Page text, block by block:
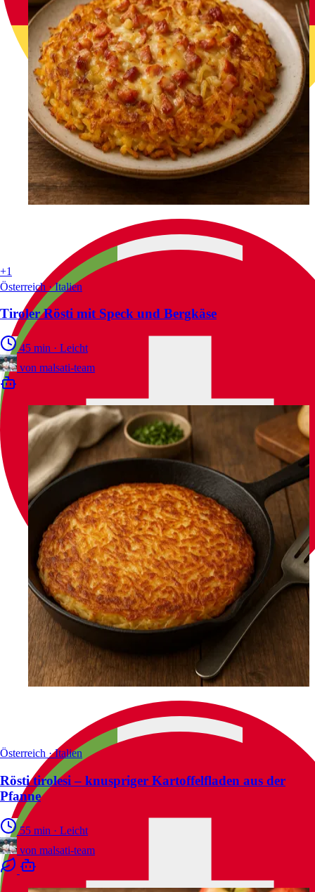
+1
Österreich · Italien
Tiroler Rösti mit Speck und Bergkäse
45 min · Leicht
von malsati-team
Österreich · Italien
Rösti tirolesi – knuspriger Kartoffelfladen aus der
Pfanne
55 min · Leicht
von malsati-team